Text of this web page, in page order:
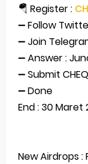
🪂 Register :
➖ Follow
➖ Join
➖ Answer :
➖ Submit
➖ Done
End : 30 Maret
New Airdrops